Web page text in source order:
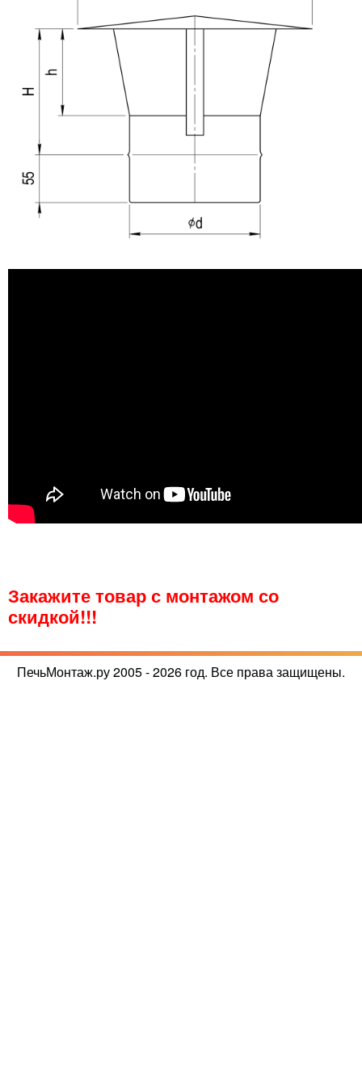
Закажите товар с монтажом со
скидкой!!!
ПечьМонтаж.ру 2005 - 2026 год. Все права защищены.